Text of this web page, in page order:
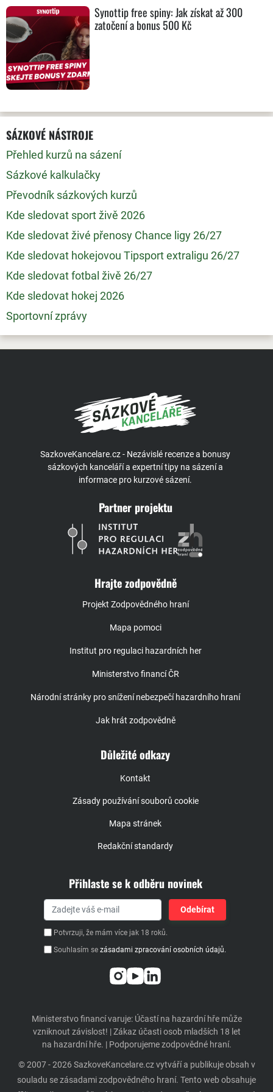
Synottip free spiny: Jak získat až 300
zatočení a bonus 500 Kč
SÁZKOVÉ NÁSTROJE
Přehled kurzů na sázení
Sázkové kalkulačky
Převodník sázkových kurzů
Kde sledovat sport živě 2026
Kde sledovat živé přenosy Chance ligy 26/27
Kde sledovat hokejovou Tipsport extraligu 26/27
Kde sledovat fotbal živě 26/27
Kde sledovat hokej 2026
Sportovní zprávy
SazkoveKancelare.cz - Nezávislé recenze a bonusy
sázkových kanceláří a expertní tipy na sázení a
informace pro kurzové sázení.
Partner projektu
Hrajte zodpovědně
Projekt Zodpovědného hraní
Mapa pomoci
Institut pro regulaci hazardních her
Ministerstvo financí ČR
Národní stránky pro snížení nebezpečí hazardního hraní
Jak hrát zodpovědně
Důležité odkazy
Kontakt
Zásady používání souborů cookie
Mapa stránek
Redakční standardy
Přihlaste se k odběru novinek
Potvrzuji, že mám více jak 18 roků.
Souhlasím se zásadami zpracování osobních údajů.
Ministerstvo financí varuje: Účastí na hazardní hře může
vzniknout závislost! | Zákaz účasti osob mladších 18 let
na hazardní hře. | Podporujeme zodpovědné hraní.
© 2007 - 2026 SazkoveKancelare.cz vytváří a publikuje obsah v
souladu se zásadami zodpovědného hraní. Tento web obsahuje